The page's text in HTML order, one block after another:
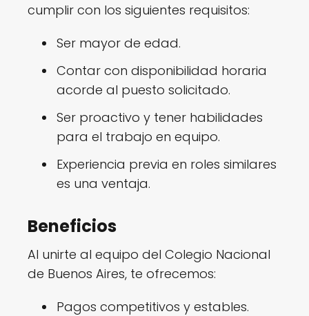
cumplir con los siguientes requisitos:
Ser mayor de edad.
Contar con disponibilidad horaria
acorde al puesto solicitado.
Ser proactivo y tener habilidades
para el trabajo en equipo.
Experiencia previa en roles similares
es una ventaja.
Beneficios
Al unirte al equipo del Colegio Nacional
de Buenos Aires, te ofrecemos:
Pagos competitivos y estables.